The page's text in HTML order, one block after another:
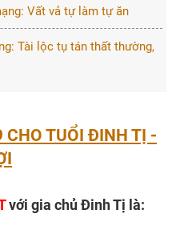
Vất vả tự làm tự ăn
Tài lộc tụ tán thất thường,
TUỔI ĐINH TỊ -
với gia chủ Đinh Tị là: